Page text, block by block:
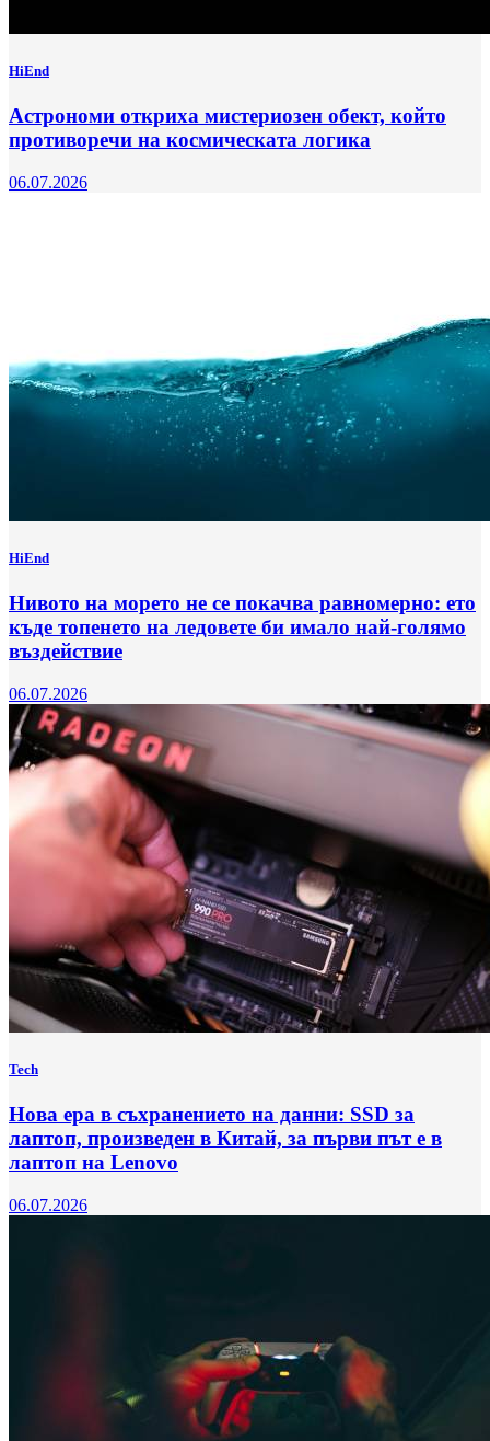
HiEnd
Астрономи откриха мистериозен обект, който
противоречи на космическата логика
06.07.2026
HiEnd
Нивото на морето не се покачва равномерно: ето
къде топенето на ледовете би имало най-голямо
въздействие
06.07.2026
Tech
Нова ера в съхранението на данни: SSD за
лаптоп, произведен в Китай, за първи път e в
лаптоп на Lenovo
06.07.2026